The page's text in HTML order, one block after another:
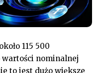
115 500
nominalnej
to jest dużo większe